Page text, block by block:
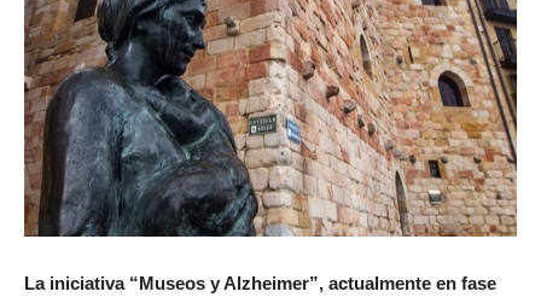
La iniciativa “Museos y Alzheimer”, actualmente en fase